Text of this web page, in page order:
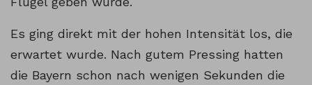
Es ging direkt mit der hohen Intensität los, die
erwartet wurde. Nach gutem Pressing hatten
die Bayern schon nach wenigen Sekunden die